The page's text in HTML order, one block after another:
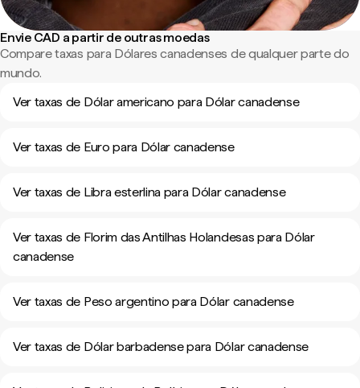
Envie CAD a partir de outras moedas
Compare taxas para Dólares canadenses de qualquer parte do
mundo.
Ver taxas de Dólar americano para Dólar canadense
Ver taxas de Euro para Dólar canadense
Ver taxas de Libra esterlina para Dólar canadense
Ver taxas de Florim das Antilhas Holandesas para Dólar
canadense
Ver taxas de Peso argentino para Dólar canadense
Ver taxas de Dólar barbadense para Dólar canadense